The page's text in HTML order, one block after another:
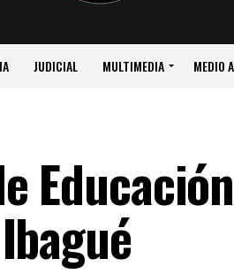
JUDICIAL MULTIMEDIA MEDIO